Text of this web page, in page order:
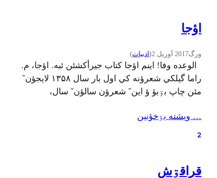
اؤجا
ورگ2017 آوریل 2 ( ادبيات)
الوعده وفا! اینم اؤجا کتاب جیرأکشئن ئبه. اؤجا، م.
راما گيلکي شعرؤنه کي اول بار سال ۱۳۵۸ لایجؤنˇ
مئن چاپ بۊبؤ ؤ اينˇ شعرؤن سالؤنˇ سال،
تازه ويراستاري همرأ تينين ائره جيرأکشين. اي کتاب
الکترؤنيکي بۊبؤره، هين وأسي اۊنˇ فهرستˇ مئن
… ويشته بۊخؤنين
2
قراقۊش